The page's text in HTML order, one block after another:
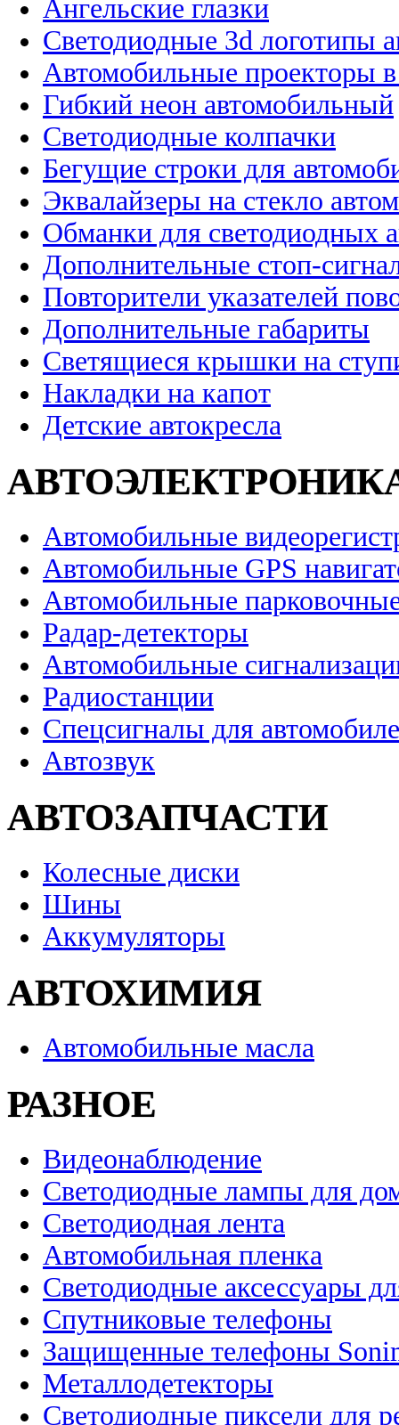
Ангельские глазки
Светодиодные 3d логотипы
Автомобильные проекторы
Гибкий неон автомобильный
Светодиодные колпачки
Бегущие строки для
Эквалайзеры на стекло
Обманки для светодиодных
Дополнительные стоп-
Повторители указателей
Дополнительные габариты
Светящиеся крышки на
Накладки на капот
Детские автокресла
Автомобильные
Автомобильные GPS
Автомобильные
Радар-детекторы
Автомобильные
Радиостанции
Спецсигналы для
Автозвук
АВТОЗАПЧАСТИ
Колесные диски
Шины
Аккумуляторы
АВТОХИМИЯ
Автомобильные масла
РАЗНОЕ
Видеонаблюдение
Светодиодные лампы для
Светодиодная лента
Автомобильная пленка
Светодиодные аксессуары
Спутниковые телефоны
Защищенные телефоны
Металлодетекторы
Светодиодные пиксели для